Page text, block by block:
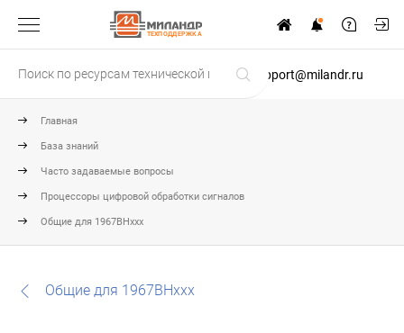
ТЕХПОДДЕРЖКА
support@milandr.ru
Главная
База знаний
Часто задаваемые вопросы
Процессоры цифровой обработки сигналов
Общие для 1967ВНххх
Общие для 1967ВНххх